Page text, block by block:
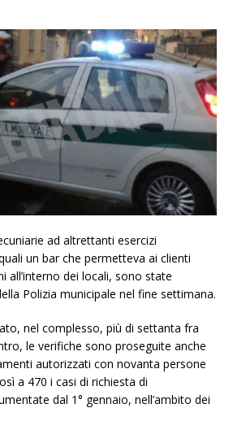
ad altrettanti esercizi
un bar che permetteva ai clienti
all’interno dei locali, sono state
Polizia municipale nel fine settimana.
nel complesso, più di settanta fra
le verifiche sono proseguite anche
autorizzati con novanta persone
a 470 i casi di richiesta di
dal 1° gennaio, nell’ambito dei